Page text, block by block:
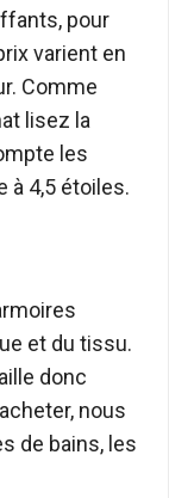
pour
varient en
Comme
lisez la
les
à 4,5 étoiles.
et du tissu.
donc
nous
de bains, les